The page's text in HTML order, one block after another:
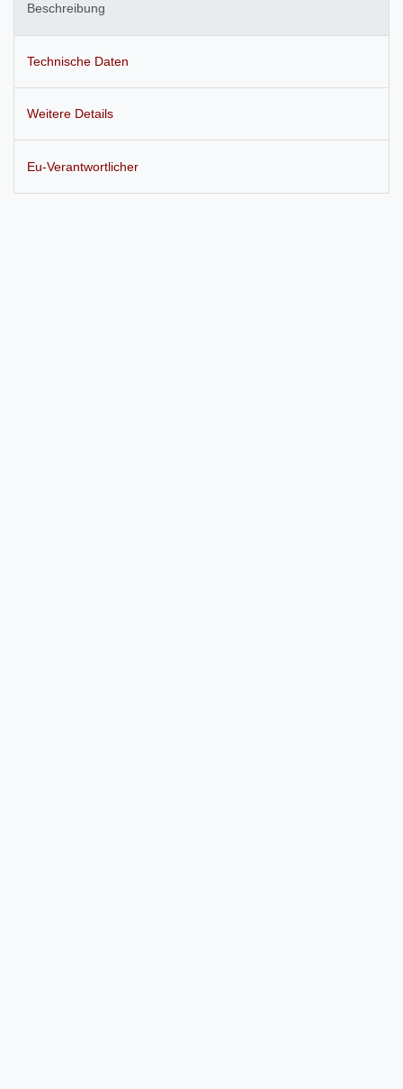
Beschreibung
Technische Daten
Weitere Details
Eu-Verantwortlicher